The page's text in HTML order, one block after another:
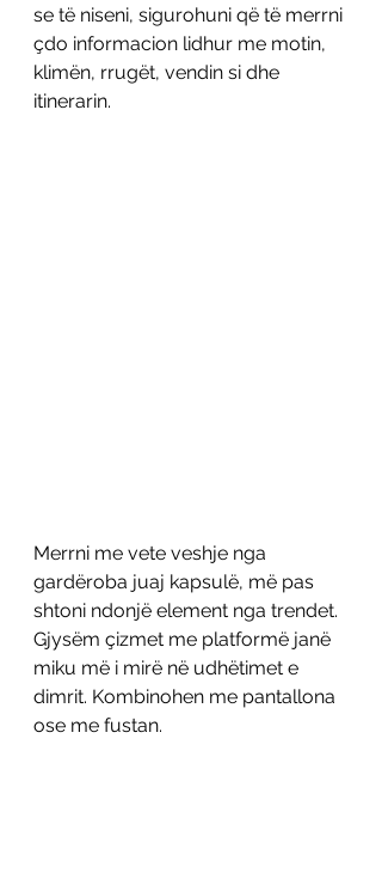
se të niseni, sigurohuni që të merrni
çdo informacion lidhur me motin,
klimën, rrugët, vendin si dhe
itinerarin.
Merrni me vete veshje nga
gardëroba juaj kapsulë, më pas
shtoni ndonjë element nga trendet.
Gjysëm çizmet me platformë janë
miku më i mirë në udhëtimet e
dimrit. Kombinohen me pantallona
ose me fustan.